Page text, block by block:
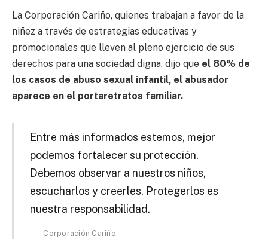
La Corporación Cariño, quienes trabajan a favor de la
niñez a través de estrategias educativas y
promocionales que lleven al pleno ejercicio de sus
derechos para una sociedad digna, dijo que el 80% de
los casos de abuso sexual infantil, el abusador
aparece en el portaretratos familiar.
Entre más informados estemos, mejor
podemos fortalecer su protección.
Debemos observar a nuestros niños,
escucharlos y creerles. Protegerlos es
nuestra responsabilidad.
Corporación Cariño.